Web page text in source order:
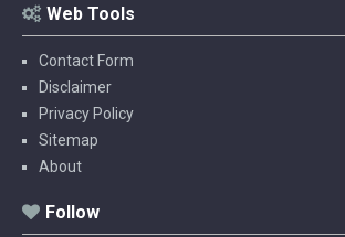
Web Tools
Contact Form
Disclaimer
Privacy Policy
Sitemap
About
Follow